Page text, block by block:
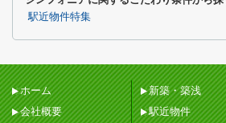
駅近物件特集
ホーム
会社概要
新築・築浅
駅近物件